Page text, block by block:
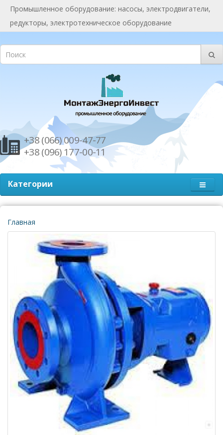
Промышленное оборудование: насосы, электродвигатели,
редукторы, электротехническое оборудование
+38 (066) 009-47-77
+38 (096) 177-00-11
Категории
Главная